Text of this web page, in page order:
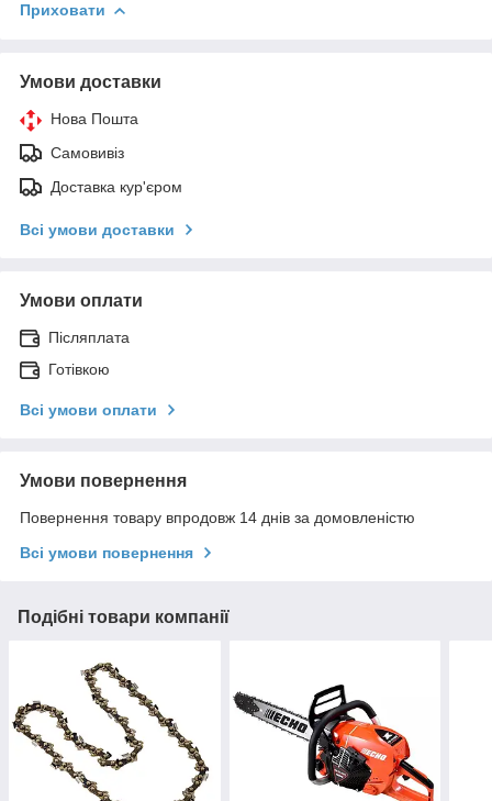
Приховати
Умови доставки
Нова Пошта
Самовивіз
Доставка кур'єром
Всі умови доставки
Умови оплати
Післяплата
Готівкою
Всі умови оплати
Умови повернення
Повернення товару впродовж 14 днів за домовленістю
Всі умови повернення
Подібні товари компанії